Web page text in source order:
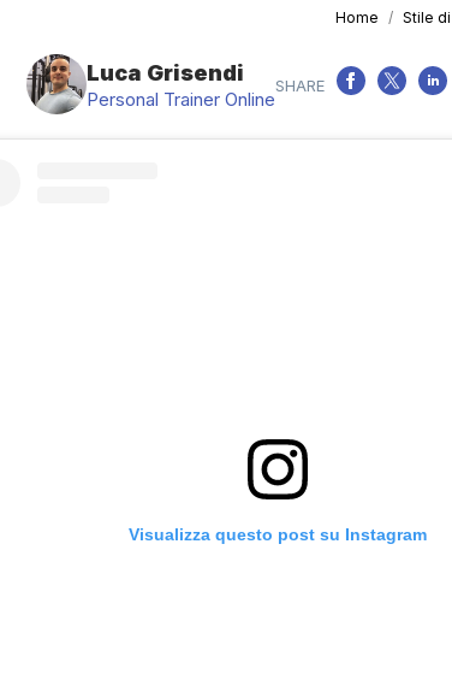
Tu sei qui:
Home Stile
Luca Grisendi
Personal Trainer Online
Visualizza questo post su Instagram